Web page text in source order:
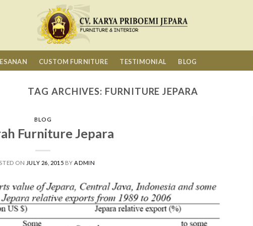
CUSTOM FURNITURE TESTIMONIAL BLOG
TAG ARCHIVES: FURNITURE JEPARA
BLOG
Furniture Jepara
ON JULY 26, 2015 BYADMIN